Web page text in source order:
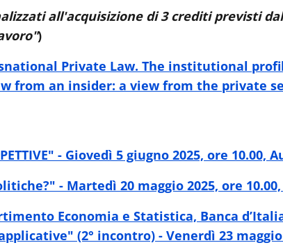
all'acquisizione di 3 crediti previsti
)
Private Law. The institutional
from an insider: a view from the private
- Giovedì 5 giugno 2025, ore 10.00,
- Martedì 20 maggio 2025, ore
Economia e Statistica, Banca
(2° incontro) - Venerdì 23 maggio